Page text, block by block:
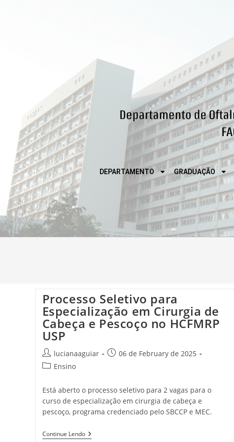
DEPARTAMENTO GRADUAÇÃO
Processo Seletivo para
Especialização em Cirurgia de
Cabeça e Pescoço no HCFMRP
USP
lucianaaguiar
06 de February de 2025
Ensino
Está aberto o processo seletivo para 2 vagas para o
curso de especialização em cirurgia de cabeça e
pescoço, programa credenciado pelo SBCCP e MEC.
Continue Lendo